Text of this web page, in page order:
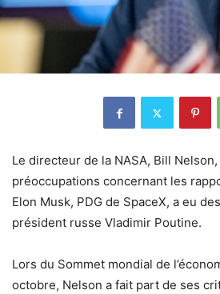
Le directeur de la NASA, Bill
préoccupations concernant les
Elon Musk, PDG de SpaceX, a eu
président russe Vladimir Poutine.
Lors du Sommet mondial de
octobre, Nelson a fait part de ses